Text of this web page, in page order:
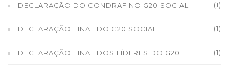
DECLARAÇÃO DO CONDRAF NO G20 SOCIAL (1)
DECLARAÇÃO FINAL DO G20 SOCIAL (1)
DECLARAÇÃO FINAL DOS LÍDERES DO G20 (1)